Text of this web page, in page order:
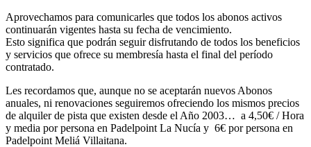
Aprovechamos para comunicarles que todos los abonos activos
continuarán vigentes hasta su fecha de vencimiento.
Esto significa que podrán seguir disfrutando de todos los beneficios
y servicios que ofrece su membresía hasta el final del período
contratado.
Les recordamos que, aunque no se aceptarán nuevos Abonos
anuales, ni renovaciones seguiremos ofreciendo los mismos precios
de alquiler de pista que existen desde el Año 2003… a 4,50€ / Hora
y media por persona en Padelpoint La Nucía y 6€ por persona en
Padelpoint Meliá Villaitana.